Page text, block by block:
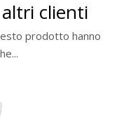
clienti
prodotto hanno